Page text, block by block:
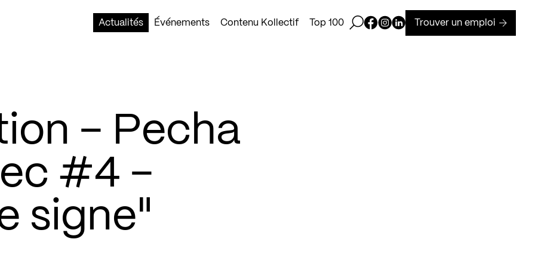
Actualités
Événements Contenu Kollectif Top 100 Ouvrir la barre de recherche
Page Facebook de Kollectif
Page Instagram de Kollectif
Page Linkedin de Kollectif
Trouver un emploi
– Pecha
#4 –
signe"